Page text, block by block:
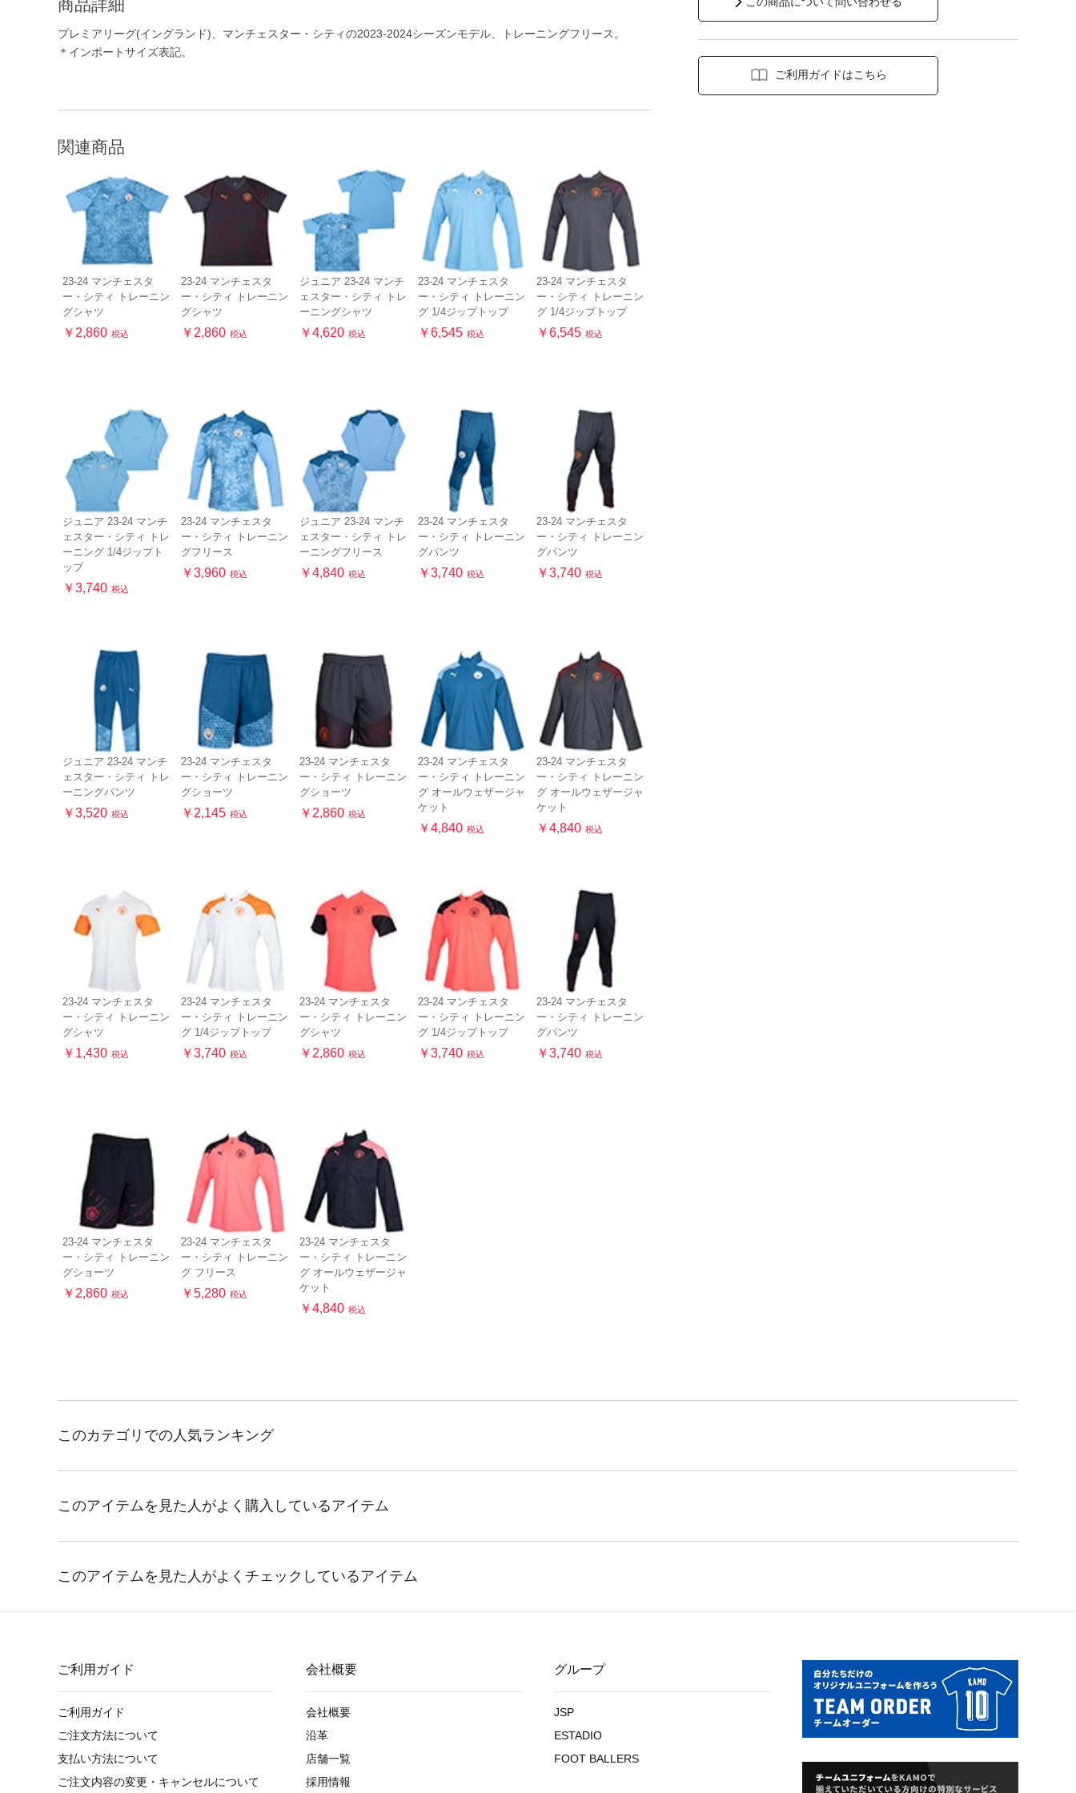
商品詳細
プレミアリーグ(イングランド)、マンチェスター・シティの2023-2024シーズンモデル、トレーニングフリース。
＊インポートサイズ表記。
関連商品
23-24 マンチェスタ
ー・シティ トレーニン
グシャツ
￥2,860 税込
23-24 マンチェスタ
ー・シティ トレーニン
グシャツ
￥2,860 税込
ジュニア 23-24 マンチ
ェスター・シティ トレ
ーニングシャツ
￥4,620 税込
23-24 マンチェスタ
ー・シティ トレーニン
グ 1/4ジップトップ
￥6,545 税込
23-24 マンチェスタ
ー・シティ トレーニン
グ 1/4ジップトップ
￥6,545 税込
ジュニア 23-24 マンチ
ェスター・シティ トレ
ーニング 1/4ジップト
ップ
￥3,740 税込
23-24 マンチェスタ
ー・シティ トレーニン
グフリース
￥3,960 税込
ジュニア 23-24 マンチ
ェスター・シティ トレ
ーニングフリース
￥4,840 税込
23-24 マンチェスタ
ー・シティ トレーニン
グパンツ
￥3,740 税込
23-24 マンチェスタ
ー・シティ トレーニン
グパンツ
￥3,740 税込
ジュニア 23-24 マンチ
ェスター・シティ トレ
ーニングパンツ
￥3,520 税込
23-24 マンチェスタ
ー・シティ トレーニン
グショーツ
￥2,145 税込
23-24 マンチェスタ
ー・シティ トレーニン
グショーツ
￥2,860 税込
23-24 マンチェスタ
ー・シティ トレーニン
グ オールウェザージャ
ケット
￥4,840 税込
23-24 マンチェスタ
ー・シティ トレーニン
グ オールウェザージャ
ケット
￥4,840 税込
23-24 マンチェスタ
ー・シティ トレーニン
グシャツ
￥1,430 税込
23-24 マンチェスタ
ー・シティ トレーニン
グ 1/4ジップトップ
￥3,740 税込
23-24 マンチェスタ
ー・シティ トレーニン
グシャツ
￥2,860 税込
23-24 マンチェスタ
ー・シティ トレーニン
グ 1/4ジップトップ
￥3,740 税込
23-24 マンチェスタ
ー・シティ トレーニン
グパンツ
￥3,740 税込
23-24 マンチェスタ
ー・シティ トレーニン
グショーツ
￥2,860 税込
23-24 マンチェスタ
ー・シティ トレーニン
グ フリース
￥5,280 税込
23-24 マンチェスタ
ー・シティ トレーニン
グ オールウェザージャ
ケット
￥4,840 税込
ご利用ガイドはこちら
ご利用ガイド
ご利用ガイド
ご注文方法について
支払い方法について
ご注文内容の変更・キャンセルについて
会社概要
会社概要
沿革
店舗一覧
採用情報
グループ
JSP
ESTADIO
FOOT BALLERS